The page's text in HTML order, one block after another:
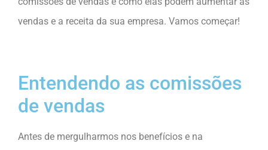
vendas e a receita da sua empresa. Vamos começar!
Entendendo as comissões
de vendas
Antes de mergulharmos nos benefícios e na